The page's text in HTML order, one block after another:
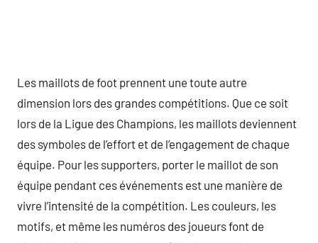
Les maillots de foot prennent une toute autre
dimension lors des grandes compétitions. Que ce soit
lors de la Ligue des Champions, les maillots deviennent
des symboles de l’effort et de l’engagement de chaque
équipe. Pour les supporters, porter le maillot de son
équipe pendant ces événements est une manière de
vivre l’intensité de la compétition. Les couleurs, les
motifs, et même les numéros des joueurs font de